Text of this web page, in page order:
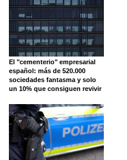
El "cementerio" empresarial
español: más de 520.000
sociedades fantasma y solo
un 10% que consiguen revivir